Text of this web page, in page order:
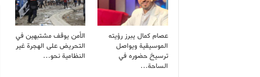
عصام كمال يبرز رؤيته
الموسيقية ويواصل
ترسيخ حضوره في
الساحة…
الأمن يوقف مشتبهين في
التحريض على الهجرة غير
النظامية نحو…